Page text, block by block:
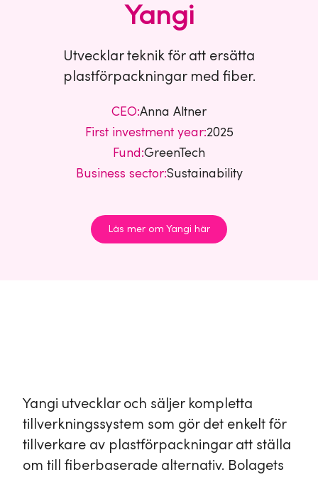
Yangi
Utvecklar teknik för att ersätta
plastförpackningar med fiber.
CEO:Anna Altner
First investment year:2025
Fund:GreenTech
Business sector:Sustainability
Läs mer om Yangi här
Yangi utvecklar och säljer kompletta
tillverkningssystem som gör det enkelt för
tillverkare av plastförpackningar att ställa
om till fiberbaserade alternativ. Bolagets